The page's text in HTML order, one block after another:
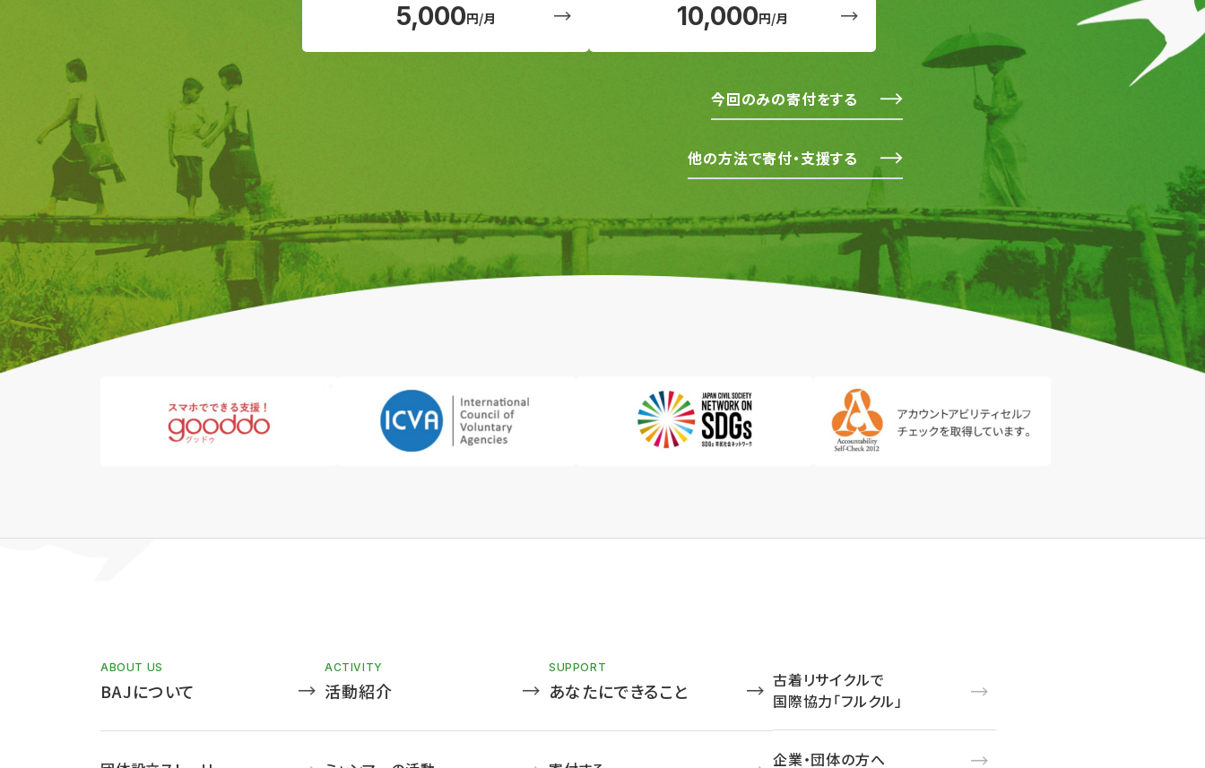
5,000円/月 10,000円/月
今回のみの寄付をする
他の方法で寄付・支援する
ABOUT US
BAJについて
ACTIVITY
活動紹介
SUPPORT
あなたにできること
古着リサイクルで
国際協力「フルクル」
企業・団体の方へ